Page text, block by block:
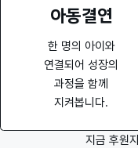
아동결연
한 명의 아이와
연결되어 성장의
과정을 함께
지켜봅니다.
지금 후원